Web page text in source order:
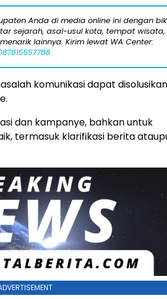
Anda di media online ini dengan
sejarah, asal-usul kota, tempat wisata,
lainnya. Kirim lewat WA Center:
komunikasi dapat disolusikan
dan kampanye, bahkan untuk
termasuk klarifikasi berita